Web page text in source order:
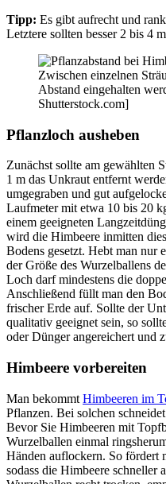
Tipp: Es gibt aufrecht und
Letztere sollten besser 2 bis 4
Zwischen einzelnen
Abstand eingehalten
Shutterstock.com]
Pflanzloch ausheben
Zunächst sollte am gewählten
1 m das Unkraut entfernt
umgegraben und gut
Laufmeter mit etwa 10 bis 20
einem geeigneten
wird die Himbeere inmitten
Bodens gesetzt. Hebt man nur
der Größe des Wurzelballens
Loch darf mindestens die
Anschließend füllt man den
frischer Erde auf. Sollte der
qualitativ geeignet sein, so
oder Dünger angereichert und
Himbeere vorbereiten
Man bekommt Himbeeren im
Pflanzen. Bei solchen
Bevor Sie Himbeeren mit
Wurzelballen einmal
Händen auflockern. So fördert
sodass die Himbeere schneller